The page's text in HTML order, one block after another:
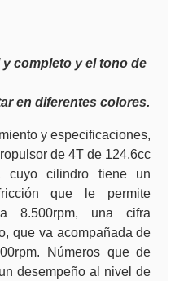
completo y el tono de
en diferentes colores.
y especificaciones,
de 4T de 124,6cc
cuyo cilindro tiene un
que le permite
8.500rpm, una cifra
que va acompañada de
Números que de
desempeño al nivel de